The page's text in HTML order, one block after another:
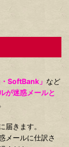
SoftBank」 など
が迷惑メールと
届きます。
メールに仕訳さ